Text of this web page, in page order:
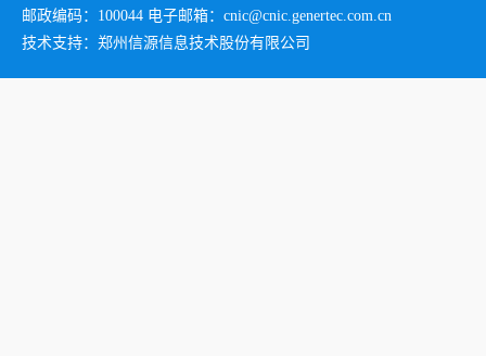
邮政编码：100044 电子邮箱：cnic@cnic.genertec.com.cn
技术支持：郑州信源信息技术股份有限公司